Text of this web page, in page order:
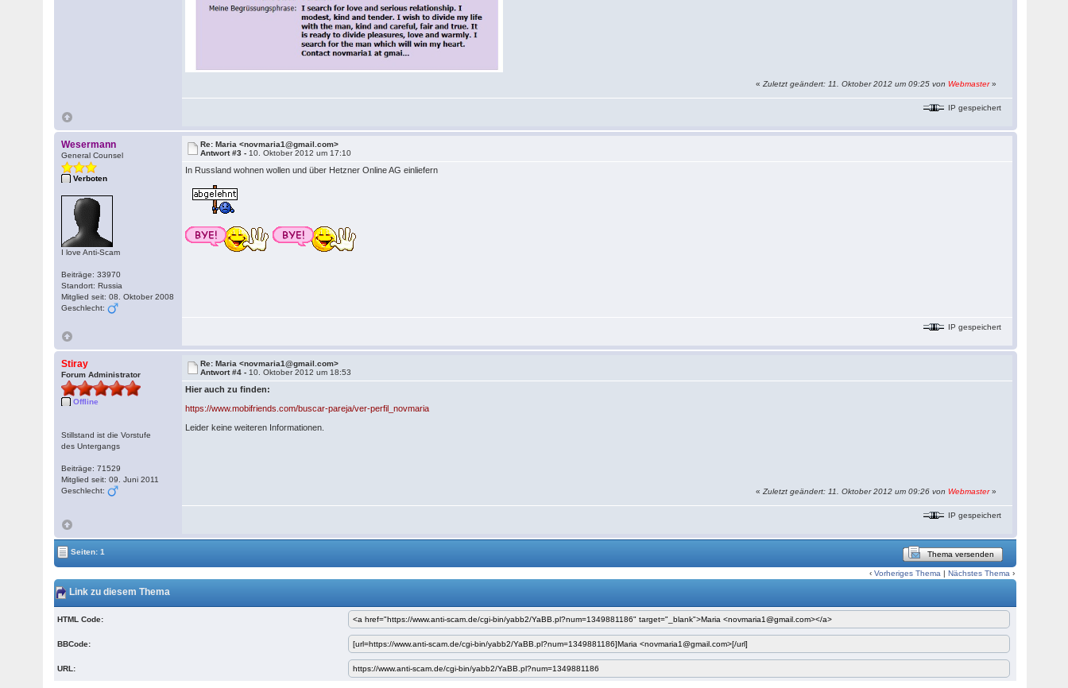
«Zuletzt geändert: 11. Oktober 2012 um 09:25 von Webmaster»
IP gespeichert
Wesermann
General Counsel
Verboten
I love Anti-Scam
Beiträge: 33970
Standort: Russia
Mitglied seit: 08. Oktober 2008
Geschlecht:
Re: Maria <novmaria1@gmail.com>
Antwort #3 - 10. Oktober 2012 um 17:10
In Russland wohnen wollen und über Hetzner Online AG einliefern
IP gespeichert
Stiray
Forum Administrator
Offline
Stillstand ist die Vorstufe
des Untergangs
Beiträge: 71529
Mitglied seit: 09. Juni 2011
Geschlecht:
Re: Maria <novmaria1@gmail.com>
Antwort #4 - 10. Oktober 2012 um 18:53
Hier auch zu finden:
https://www.mobifriends.com/buscar-pareja/ver-perfil_novmaria
Leider keine weiteren Informationen.
«Zuletzt geändert: 11. Oktober 2012 um 09:26 von Webmaster»
IP gespeichert
Seiten: 1 Thema versenden
‹Vorheriges Thema |Nächstes Thema ›
Link zu diesem Thema
HTML Code:
BBCode:
URL: